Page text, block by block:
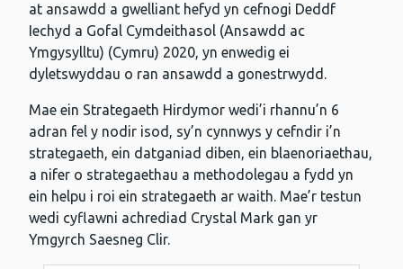
at ansawdd a gwelliant hefyd yn cefnogi Deddf
Iechyd a Gofal Cymdeithasol (Ansawdd ac
Ymgysylltu) (Cymru) 2020, yn enwedig ei
dyletswyddau o ran ansawdd a gonestrwydd.
Mae ein Strategaeth Hirdymor wedi’i rhannu’n 6
adran fel y nodir isod, sy’n cynnwys y cefndir i’n
strategaeth, ein datganiad diben, ein blaenoriaethau,
a nifer o strategaethau a methodolegau a fydd yn
ein helpu i roi ein strategaeth ar waith. Mae’r testun
wedi cyflawni achrediad Crystal Mark gan yr
Ymgyrch Saesneg Clir.